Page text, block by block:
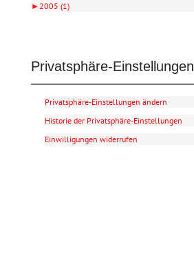
►2005 (1)
Privatsphäre-Einstellungen
Privatsphäre-Einstellungen ändern
Historie der Privatsphäre-Einstellungen
Einwilligungen widerrufen